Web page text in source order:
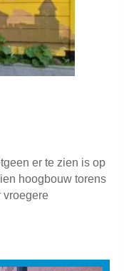
er te zien is op
hoogbouw torens
vroegere